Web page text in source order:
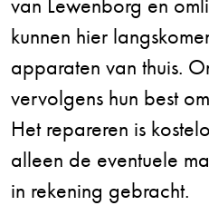
kunnen hier
apparaten van thuis.
vervolgens hun best
Het repareren is
alleen de eventuele
in rekening gebracht.